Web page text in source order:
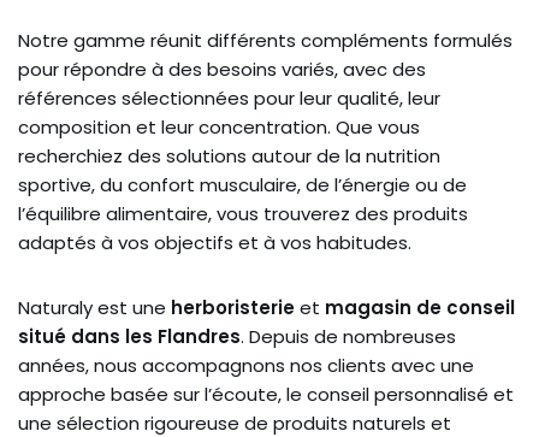
Notre gamme réunit différents compléments formulés
pour répondre à des besoins variés, avec des
références sélectionnées pour leur qualité, leur
composition et leur concentration. Que vous
recherchiez des solutions autour de la nutrition
sportive, du confort musculaire, de l’énergie ou de
l’équilibre alimentaire, vous trouverez des produits
adaptés à vos objectifs et à vos habitudes.
Naturaly est une herboristerieet magasin de conseil
situé dans les Flandres. Depuis de nombreuses
années, nous accompagnons nos clients avec une
approche basée sur l’écoute, le conseil personnalisé et
une sélection rigoureuse de produits naturels et